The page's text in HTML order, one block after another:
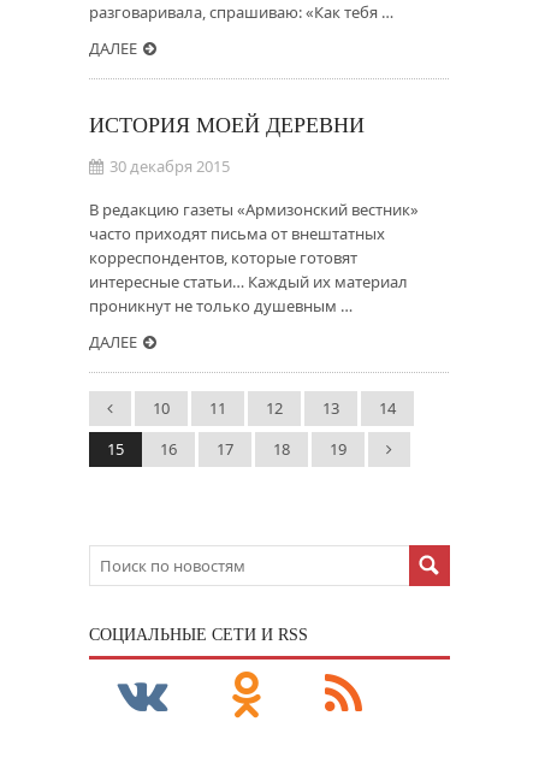
разговаривала, спрашиваю: «Как тебя …
ДАЛЕЕ
ИСТОРИЯ МОЕЙ ДЕРЕВНИ
30 декабря 2015
В редакцию газеты «Армизонский вестник»
часто приходят письма от внештатных
корреспондентов, которые готовят
интересные статьи… Каждый их материал
проникнут не только душевным …
ДАЛЕЕ
10 11 12 13
14
15
16 17 18 19
CОЦИАЛЬНЫЕ СЕТИ И RSS